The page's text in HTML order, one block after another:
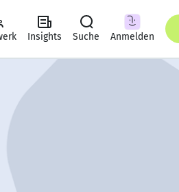
Insights Suche Anmelden